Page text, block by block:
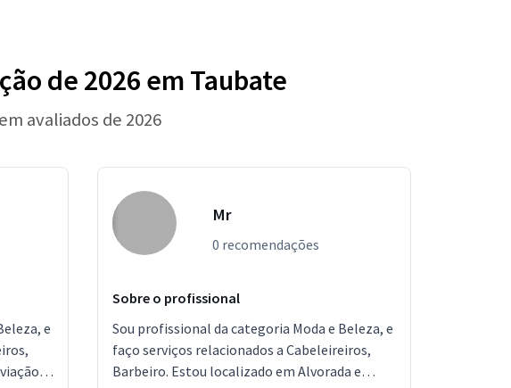
de 2026 em Taubate
avaliados de 2026
e
Mr
0 recomendações
Sobre o profissional
Sou profissional da categoria Moda e Beleza, e
faço serviços relacionados a Cabeleireiros,
Barbeiro. Estou localizado em Alvorada e